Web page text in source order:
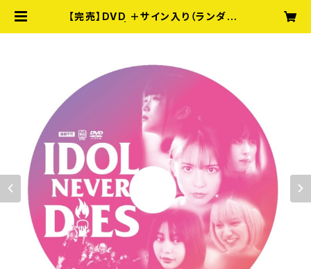
【完売】DVD ＋サイン入り（ランダム）